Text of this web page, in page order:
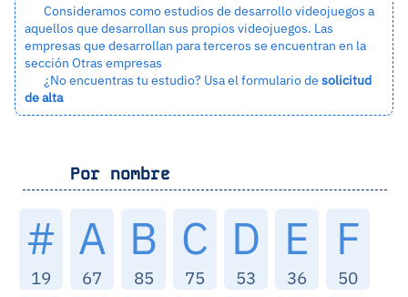
Consideramos como estudios de desarrollo videojuegos a
aquellos que desarrollan sus propios videojuegos. Las
empresas que desarrollan para terceros se encuentran en la
sección Otras empresas
¿No encuentras tu estudio? Usa el formulario de solicitud
de alta
Por nombre
#
19
A
67
B
85
C
75
D
53
E
36
F
50